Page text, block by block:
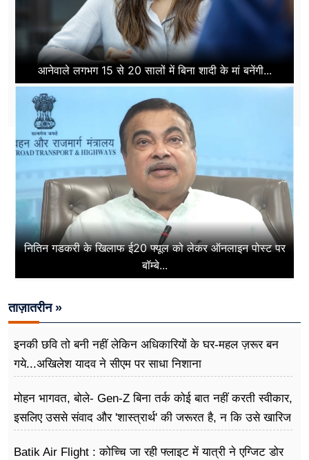
आनेवाले लगभग 15 से 20 सालों में बिना शादी के मां बनेंगी...
नितिन गडकरी के खिलाफ ई20 फ्यूल को लेकर ऑनलाइन पोस्ट पर
बॉम्बे...
ताज़ातरीन »
इनकी छवि तो बनी नहीं लेकिन अधिकारियों के घर-महल ज़रूर बन
गये...अखिलेश यादव ने सीएम पर साधा​ निशाना
मोहन भागवत, बोले- Gen-Z बिना तर्क कोई बात नहीं करती स्वीकार,
इसलिए उससे संवाद और 'शास्त्रार्थ' की जरूरत है, न कि उसे खारिज
Batik Air Flight : कोच्चि जा रही फ्लाइट में यात्री ने एग्जिट डोर